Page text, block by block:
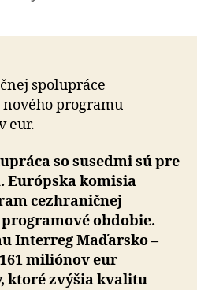
spolupráce
nového programu
eur.
so susedmi sú pre
Európska komisia
cezhraničnej
obdobie.
Interreg Maďarsko –
miliónov eur
ktoré zvýšia kvalitu